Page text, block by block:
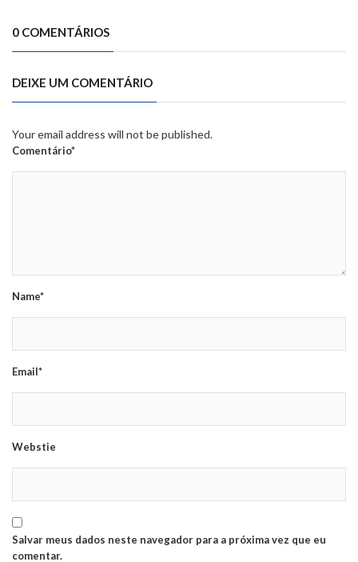
0 COMENTÁRIOS
DEIXE UM COMENTÁRIO
Your email address will not be published.
Comentário*
Name*
Email*
Webstie
Salvar meus dados neste navegador para a próxima vez que eu
comentar.